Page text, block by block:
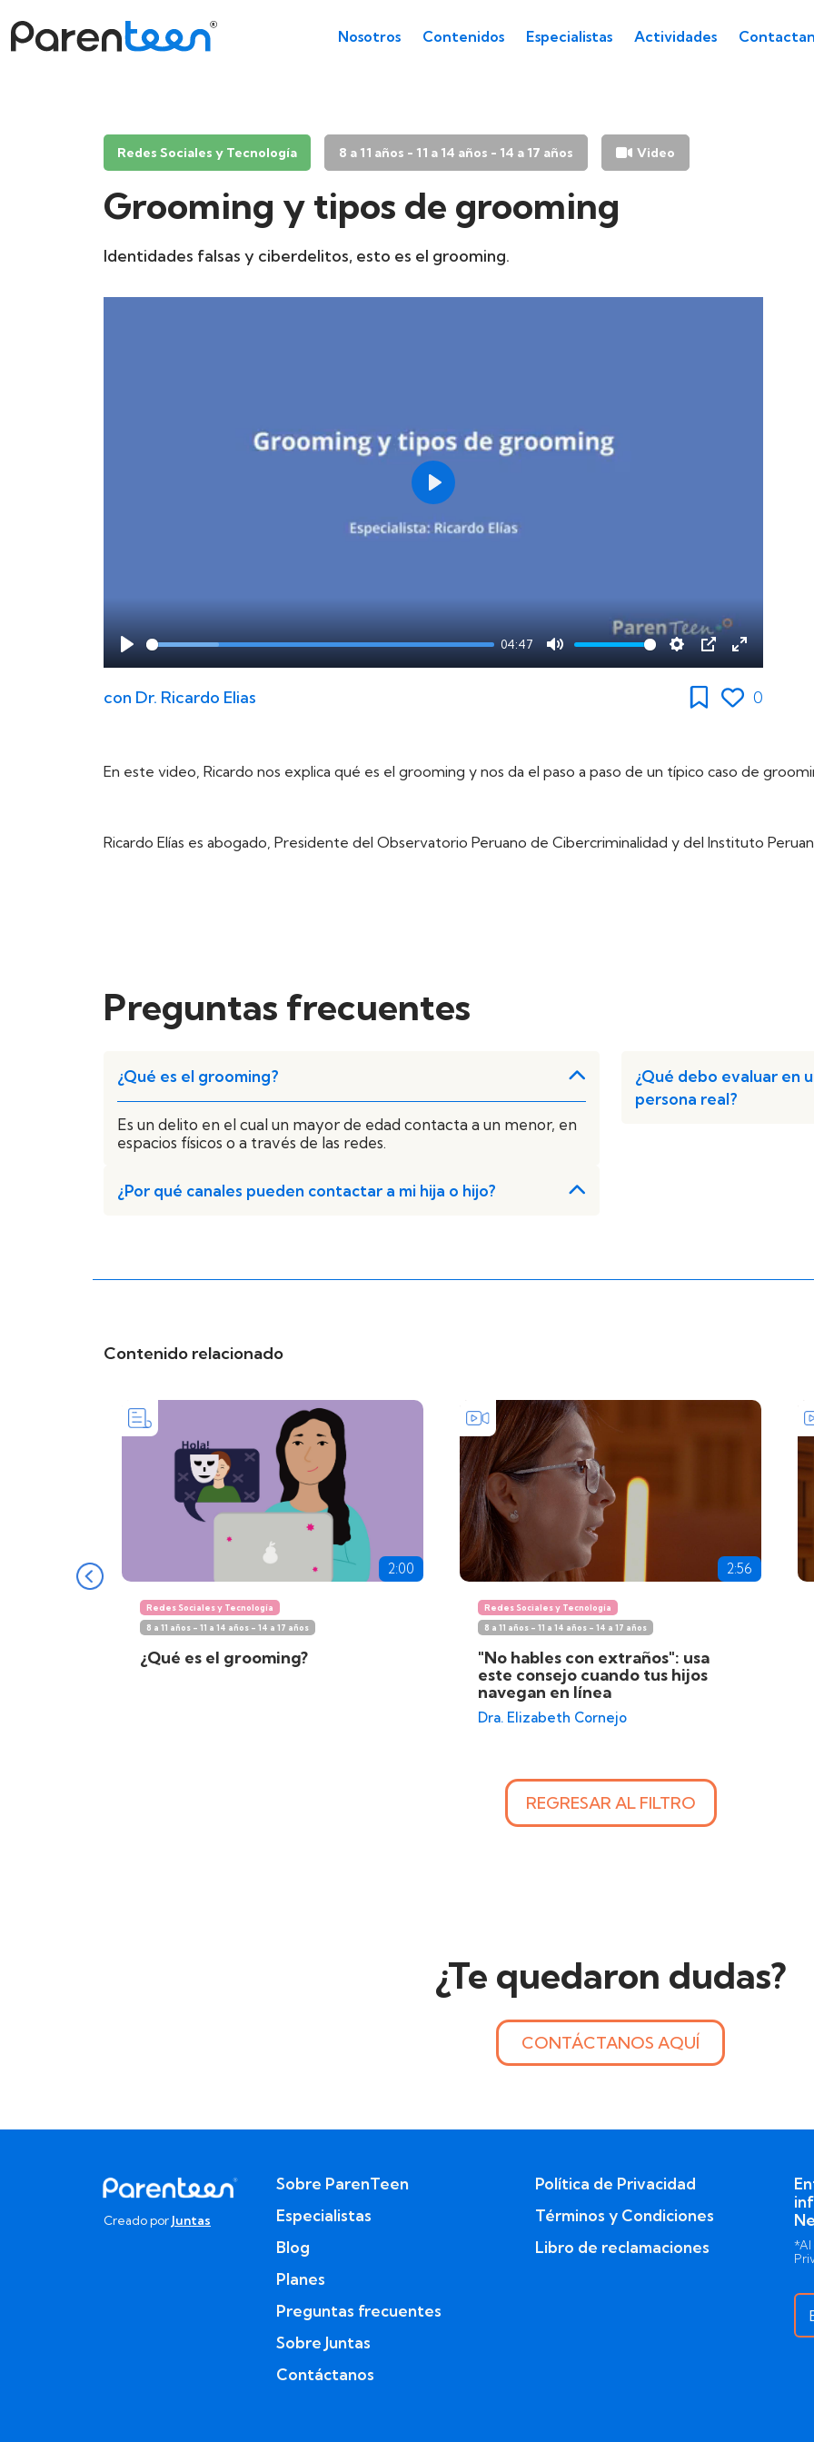
Nosotros Contenidos Especialistas Actividades
Redes Sociales y Tecnología 8 a 11 años - 11 a 14 años - 14 a 17 años Video
Grooming y tipos de grooming
Identidades falsas y ciberdelitos, esto es el grooming.
Play
04:47
Mute Settings
PIP Enter
fullscreen
Play
con Dr. Ricardo Elias 0
En este video, Ricardo nos explica qué es el grooming y nos da el paso a paso de un típico caso de
Ricardo Elías es abogado, Presidente del Observatorio Peruano de Cibercriminalidad y del Instituto
Preguntas frecuentes
¿Qué es el grooming?
Es un delito en el cual un mayor de edad contacta a un menor, en
espacios físicos o a través de las redes.
¿Qué debo evaluar en
persona real?
¿Por qué canales pueden contactar a mi hija o hijo?
Contenido relacionado
2:00
Redes Sociales y Tecnología
8 a 11 años - 11 a 14 años - 14 a 17 años
¿Qué es el grooming?
2:56
Redes Sociales y Tecnología
8 a 11 años - 11 a 14 años - 14 a 17 años
"No hables con extraños": usa
este consejo cuando tus hijos
navegan en línea
Dra. Elizabeth Cornejo
REGRESAR AL FILTRO
¿Te quedaron dudas?
CONTÁCTANOS AQUÍ
Creado por Juntas
Sobre ParenTeen
Especialistas
Blog
Planes
Preguntas frecuentes
Sobre Juntas
Contáctanos
Política de Privacidad
Términos y Condiciones
Libro de reclamaciones
*Al